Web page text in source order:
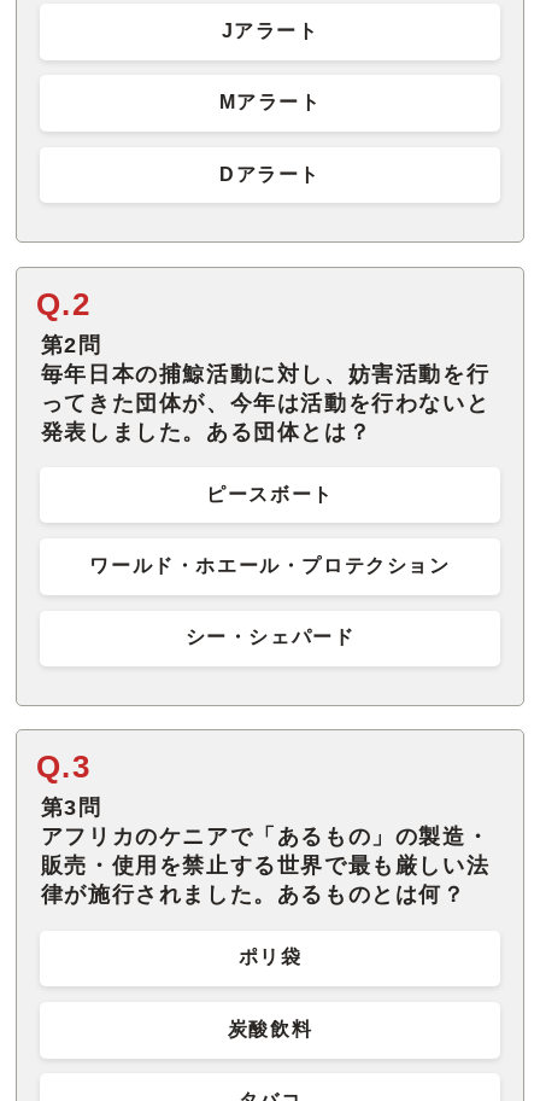
Jアラート
Mアラート
Dアラート
Q.2
第2問
毎年日本の捕鯨活動に対し、妨害活動を行
ってきた団体が、今年は活動を行わないと
発表しました。ある団体とは？
ピースボート
ワールド・ホエール・プロテクション
シー・シェパード
Q.3
第3問
アフリカのケニアで「あるもの」の製造・
販売・使用を禁止する世界で最も厳しい法
律が施行されました。あるものとは何？
ポリ袋
炭酸飲料